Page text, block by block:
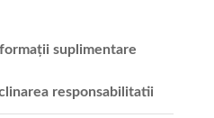
suplimentare
responsabilitatii